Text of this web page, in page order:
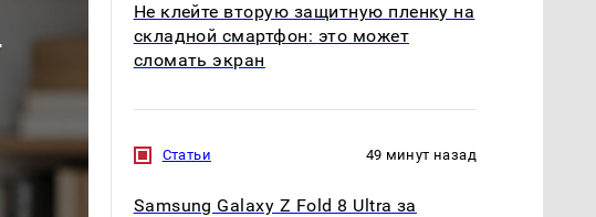
Не клейте вторую защитную пленку на
складной смартфон: это может
сломать экран
Статьи 49 минут назад
Samsung Galaxy Z Fold 8 Ultra за